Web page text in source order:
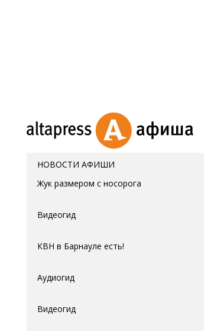
НОВОСТИ АФИШИ
Жук размером с носорога
Видеогид
КВН в Барнауле есть!
Аудиогид
Видеогид